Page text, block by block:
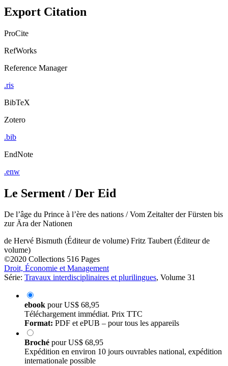
Export Citation
ProCite
RefWorks
Reference Manager
.ris
BibTeX
Zotero
.bib
EndNote
.enw
Le Serment / Der Eid
De l’âge du Prince à l’ère des nations / Vom Zeitalter der Fürsten bis
zur Ära der Nationen
de Hervé Bismuth (Éditeur de volume) Fritz Taubert (Éditeur de
volume)
©2020 Collections 516 Pages
Droit, Économie et Management
Série: Travaux interdisciplinaires et plurilingues, Volume 31
ebook pourUS$ 68,95
Téléchargement immédiat. Prix TTC
Format: PDF et ePUB – pour tous les appareils
Broché pourUS$ 68,95
Expédition en environ 10 jours ouvrables national, expédition
internationale possible